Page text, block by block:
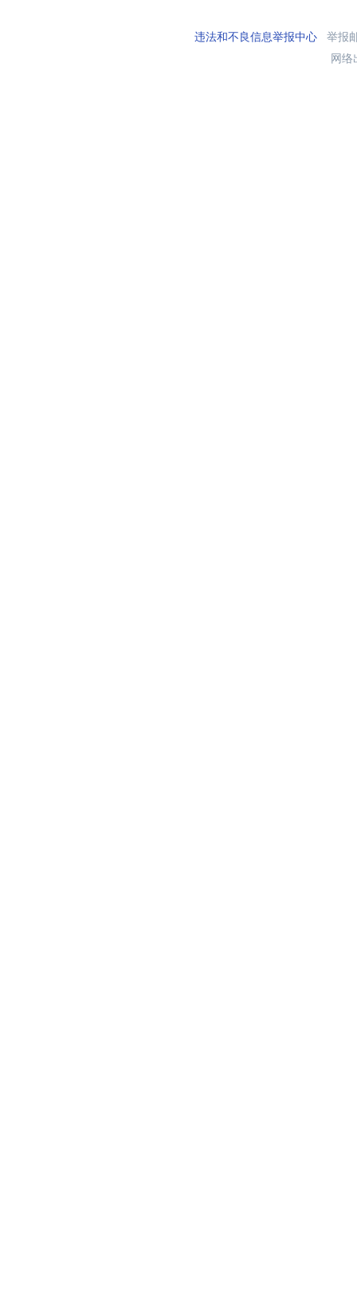
违法和不良信息举报中心举报
网